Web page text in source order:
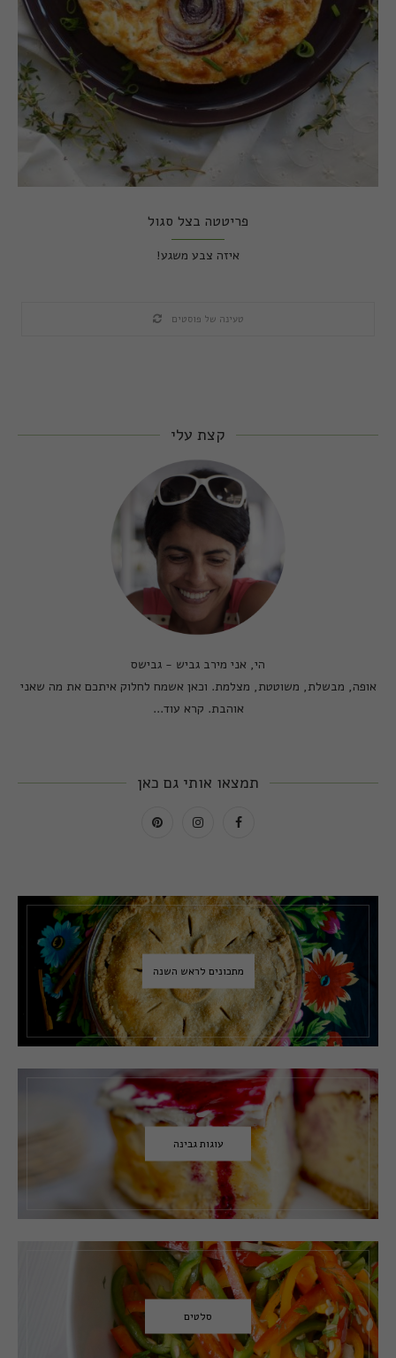
פריטטה בצל סגול
איזה צבע משגע!
טעינה של פוסטים
קצת עלי
הי, אני מירב גביש - גבישס
אופה, מבשלת, משוטטת, מצלמת. וכאן אשמח לחלוק איתכם את מה שאני
אוהבת. קרא עוד...
תמצאו אותי גם כאן
מתכונים לראש השנה
עוגות גבינה
סלטים